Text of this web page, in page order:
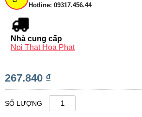
Hotline: 09317.456.44
Nhà cung cấp
Noi That Hoa Phat
267.840 ₫
SỐ LƯỢNG